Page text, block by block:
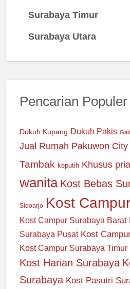
Surabaya Timur
Surabaya Utara
Pencarian Populer
Dukuh Kupang Dukuh Pakis
Jual Rumah Pakuwon City
Tambak keputih Khusus pria
wanita Kost Bebas
Sidoarjo Kost
Kost Campur Surabaya Barat
Surabaya Pusat Kost
Kost Campur Surabaya Timur
Kost Harian Surabaya
Surabaya Kost Pasutri